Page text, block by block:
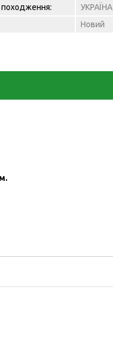
походження:
УКРАЇНА
Новий